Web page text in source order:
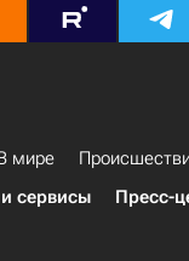
мире
сервисы Пресс-